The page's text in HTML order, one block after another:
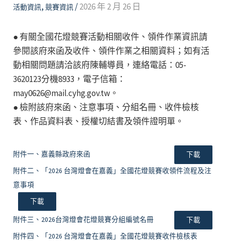
活動資訊, 競賽資訊/2026 年 2 月 26 日
● 有關全國花燈競賽活動相關收件、領件作業資訊請
參閱該府來函及收件、領件作業之相關資料；如有活
動相關問題請洽該府陳輔導員，連絡電話：05-
3620123分機8933，電子信箱：
may0626@mail.cyhg.gov.tw。
● 檢附該府來函、注意事項、分組名冊、收件檢核
表、作品資料表、授權切結書及領件證明單。
附件一、嘉義縣政府來函
下載
附件二、「2026 台灣燈會在嘉義」全國花燈競賽收領件流程及注
意事項
下載
附件三、2026台灣燈會花燈競賽分組編號名冊
下載
附件四、「2026 台灣燈會在嘉義」全國花燈競賽收件檢核表